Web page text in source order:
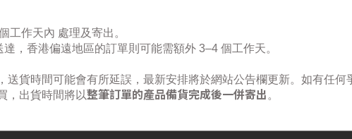
工作天內 處理及寄出。
，香港偏遠地區的訂單則可能需額外 3–4 個工作天。
貨時間可能會有所延誤，最新安排將於網站公告欄更新。如有任何
，出貨時間將以整筆訂單的產品備貨完成後一併寄出 。